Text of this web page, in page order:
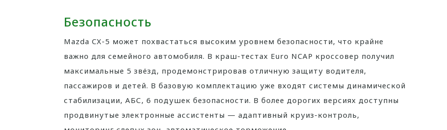
Безопасность
Mazda CX-5 может похвастаться высоким уровнем безопасности, что крайне
важно для семейного автомобиля. В краш-тестах Euro NCAP кроссовер получил
максимальные 5 звёзд, продемонстрировав отличную защиту водителя,
пассажиров и детей. В базовую комплектацию уже входят системы динамической
стабилизации, АБС, 6 подушек безопасности. В более дорогих версиях доступны
продвинутые электронные ассистенты — адаптивный круиз-контроль,